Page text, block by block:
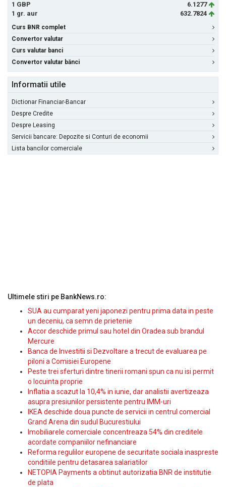
1 GBP
6.1277
1 gr. aur
632.7824
Curs BNR complet
Convertor valutar
Curs valutar banci
Convertor valutar bănci
Informatii utile
Dictionar Financiar-Bancar
Despre Credite
Despre Leasing
Servicii bancare: Depozite si Conturi de economii
Lista bancilor comerciale
Ultimele stiri pe BankNews.ro:
SUA au cumparat yeni japonezi pentru prima data in peste
un deceniu, ca semn de prietenie
Accor deschide primul sau hotel din Oradea sub brandul
Mercure
Banca de Investitii si Dezvoltare a trecut de evaluarea pe
piloni a Comisiei Europene
Peste trei sferturi dintre tinerii romani spun ca nu isi permit
o locuinta proprie
Inflatia a scazut la 10,4% in iunie, dar analistii avertizeaza
asupra presiunilor persistente pentru IMM-uri
IKEA deschide doua puncte de servicii in centrul comercial
Grand Arena din sudul Bucurestiului
Imobiliarele comerciale concentreaza 54% din creditele
acordate companiilor nefinanciare
Reforma regulilor europene de securitate sociala inaspreste
conditiile pentru detasarea salariatilor
NETOPIA Payments a obtinut autorizatia BNR de institutie
de plata